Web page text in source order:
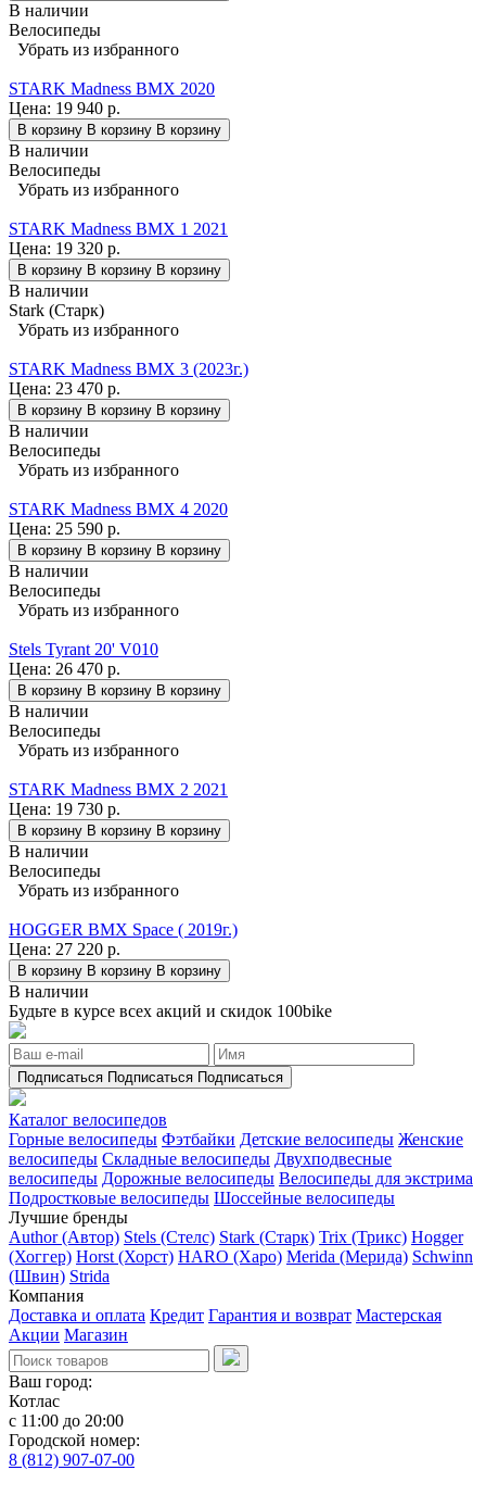
В наличии
Велосипеды
Убрать из избранного
STARK Madness BMX 2020
Цена: 19 940 р.
В корзину В корзину В корзину
В наличии
Велосипеды
Убрать из избранного
STARK Madness BMX 1 2021
Цена: 19 320 р.
В корзину В корзину В корзину
В наличии
Stark (Старк)
Убрать из избранного
STARK Madness BMX 3 (2023г.)
Цена: 23 470 р.
В корзину В корзину В корзину
В наличии
Велосипеды
Убрать из избранного
STARK Madness BMX 4 2020
Цена: 25 590 р.
В корзину В корзину В корзину
В наличии
Велосипеды
Убрать из избранного
Stels Tyrant 20' V010
Цена: 26 470 р.
В корзину В корзину В корзину
В наличии
Велосипеды
Убрать из избранного
STARK Madness BMX 2 2021
Цена: 19 730 р.
В корзину В корзину В корзину
В наличии
Велосипеды
Убрать из избранного
HOGGER BMX Space ( 2019г.)
Цена: 27 220 р.
В корзину В корзину В корзину
В наличии
Будьте в курсе всех акций и скидок 100bike
Подписаться Подписаться Подписаться
Каталог велосипедов
Горные велосипеды Фэтбайки Детские велосипеды Женские
велосипеды Складные велосипеды Двухподвесные
велосипеды Дорожные велосипеды Велосипеды для экстрима
Подростковые велосипеды Шоссейные велосипеды
Лучшие бренды
Author (Автор) Stels (Стелс) Stark (Старк) Trix (Трикс) Hogger
(Хоггер) Horst (Хорст) HARO (Харо) Merida (Мерида) Schwinn
(Швин) Strida
Компания
Доставка и оплата Кредит Гарантия и возврат Мастерская
Акции Магазин
Ваш город:
Котлас
с 11:00 до 20:00
Городской номер:
8 (812) 907-07-00